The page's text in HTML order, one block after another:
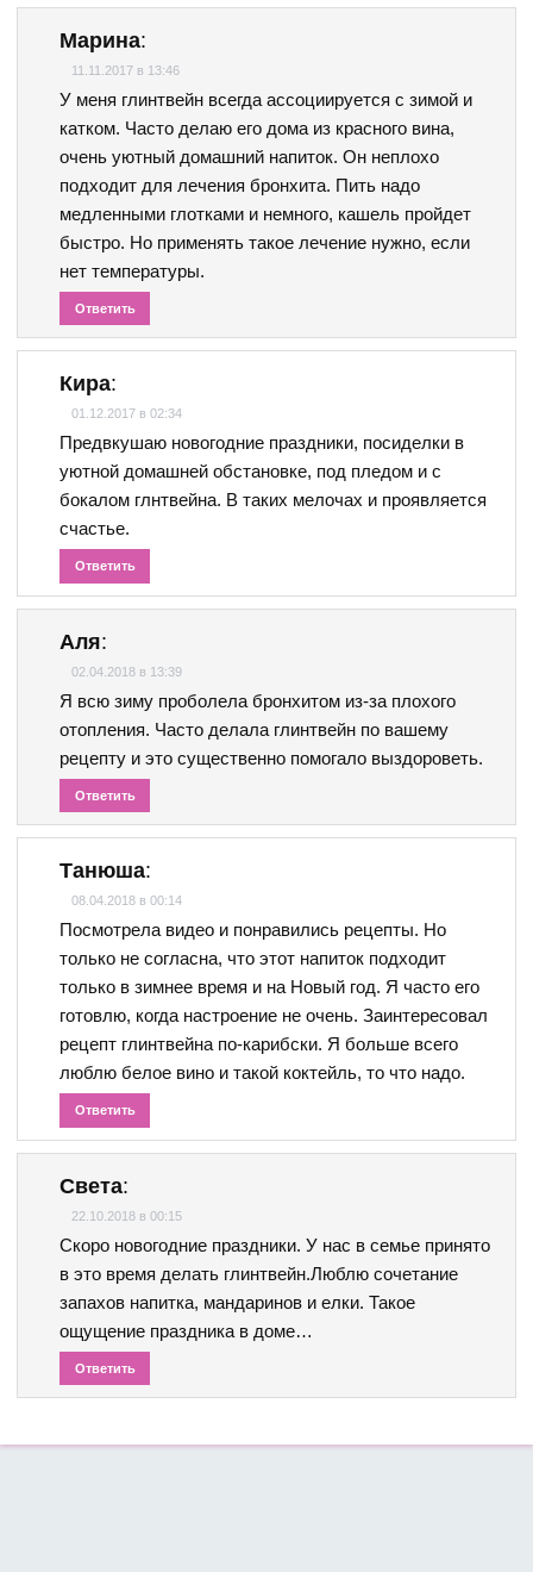
Марина:
11.11.2017 в 13:46
У меня глинтвейн всегда ассоциируется с зимой и
катком. Часто делаю его дома из красного вина,
очень уютный домашний напиток. Он неплохо
подходит для лечения бронхита. Пить надо
медленными глотками и немного, кашель пройдет
быстро. Но применять такое лечение нужно, если
нет температуры.
Ответить
Кира:
01.12.2017 в 02:34
Предвкушаю новогодние праздники, посиделки в
уютной домашней обстановке, под пледом и с
бокалом глнтвейна. В таких мелочах и проявляется
счастье.
Ответить
Аля:
02.04.2018 в 13:39
Я всю зиму проболела бронхитом из-за плохого
отопления. Часто делала глинтвейн по вашему
рецепту и это существенно помогало выздороветь.
Ответить
Танюша:
08.04.2018 в 00:14
Посмотрела видео и понравились рецепты. Но
только не согласна, что этот напиток подходит
только в зимнее время и на Новый год. Я часто его
готовлю, когда настроение не очень. Заинтересовал
рецепт глинтвейна по-карибски. Я больше всего
люблю белое вино и такой коктейль, то что надо.
Ответить
Света:
22.10.2018 в 00:15
Скоро новогодние праздники. У нас в семье принято
в это время делать глинтвейн.Люблю сочетание
запахов напитка, мандаринов и елки. Такое
ощущение праздника в доме…
Ответить